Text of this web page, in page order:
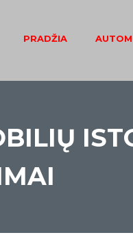
PRADŽIA